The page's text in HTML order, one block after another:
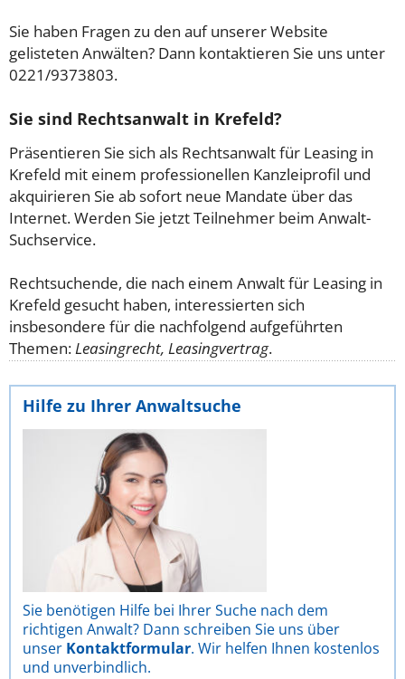
Sie haben Fragen zu den auf unserer Website
gelisteten Anwälten? Dann kontaktieren Sie uns unter
0221/9373803.
Sie sind Rechtsanwalt in Krefeld?
Präsentieren Sie sich als Rechtsanwalt für Leasing in
Krefeld mit einem professionellen Kanzleiprofil und
akquirieren Sie ab sofort neue Mandate über das
Internet. Werden Sie jetzt Teilnehmer beim Anwalt-
Suchservice.
Rechtsuchende, die nach einem Anwalt für Leasing in
Krefeld gesucht haben, interessierten sich
insbesondere für die nachfolgend aufgeführten
Themen:Leasingrecht, Leasingvertrag.
Hilfe zu Ihrer Anwaltsuche
Sie benötigen Hilfe bei Ihrer Suche nach dem
richtigen Anwalt? Dann schreiben Sie uns über
unser Kontaktformular. Wir helfen Ihnen kostenlos
und unverbindlich.